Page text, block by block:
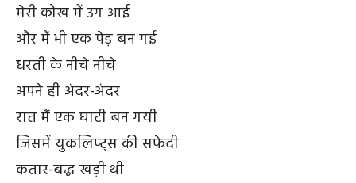
मेरी कोख में उग आईं
और मैं भी एक पेड़ बन गई
धरती के नीचे नीचे
अपने ही अंदर-अंदर
रात मैं एक घाटी बन गयी
जिसमें युकलिप्ट्स की सफेदी
कतार-बद्ध खड़ी थी